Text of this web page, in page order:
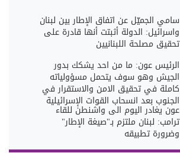
سامي الجميّل عن اتفاق الإطار بين لبنان
واسرائيل: الدولة أثبتت أنها قادرة على
تحقيق مصلحة اللبنانيين
الرئيس عون: ما من احد يشكك بدور
الجيش وهو سوف يتحمل مسؤولياته
كاملة في تحقيق الامن والاستقرار في
الجنوب بعد انسحاب القوات الإسرائيلية
عون يغادر اليوم الى واشنطن للقاء
ترامب: لبنان ملتزم بـ"صيغة الإطار"
وضرورة تطبيقه